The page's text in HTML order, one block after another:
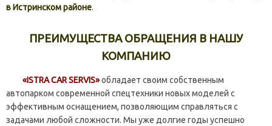
в Истринском районе.
ПРЕИМУЩЕСТВА ОБРАЩЕНИЯ В НАШУ
КОМПАНИЮ
«ISTRA CAR SERVIS»обладает своим собственным
автопарком современной спецтехники новых моделей с
эффективным оснащением, позволяющим справляться с
задачами любой сложности. Мы уже долгие годы успешно